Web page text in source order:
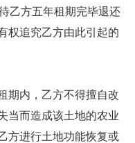
乙方五年租期完毕退还
权追究乙方由此引起的
期内，乙方不得擅自改
当而造成该土地的农业
方进行土地功能恢复或